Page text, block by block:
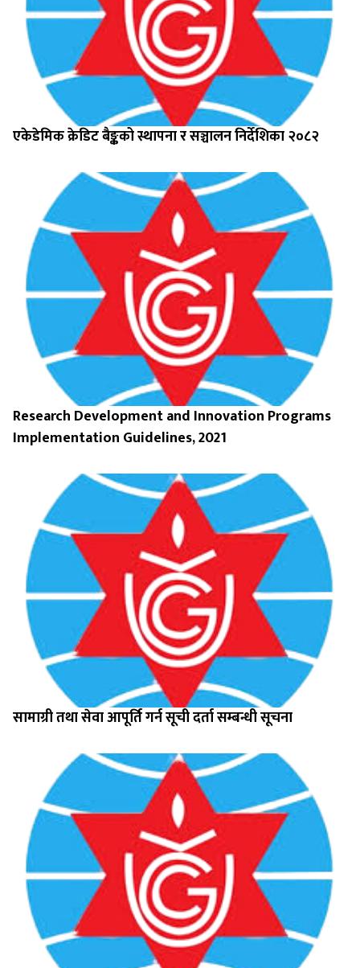
एकेडेमिक क्रेडिट बैङ्कको स्थापना र सञ्चालन निर्देशिका २०८२
Research Development and Innovation Programs
Implementation Guidelines, 2021
सामाग्री तथा सेवा आपूर्ति गर्न सूची दर्ता सम्बन्धी सूचना